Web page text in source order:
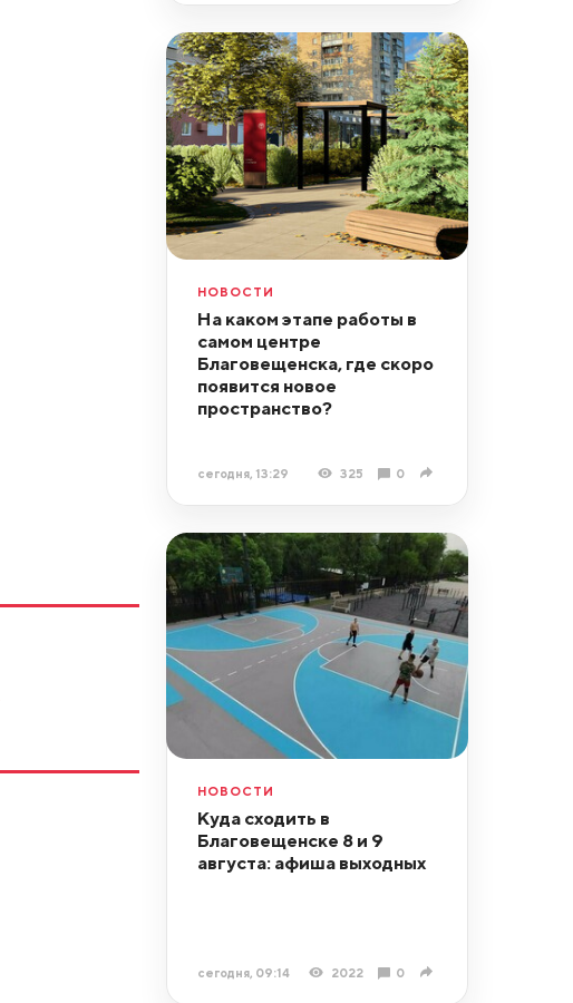
НОВОСТИ
На каком этапе работы в
самом центре
Благовещенска, где скоро
появится новое
пространство?
сегодня, 13:29 325 0
НОВОСТИ
Куда сходить в
Благовещенске 8 и 9
августа: афиша выходных
сегодня, 09:14 2022 0